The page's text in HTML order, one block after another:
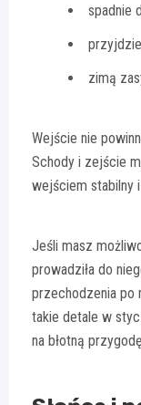
spadnie
zimą
Wejście nie
Schody i zejście
wejściem stabilny
Jeśli masz
prowadziła do
przechodzenia po
takie detale w
na błotną